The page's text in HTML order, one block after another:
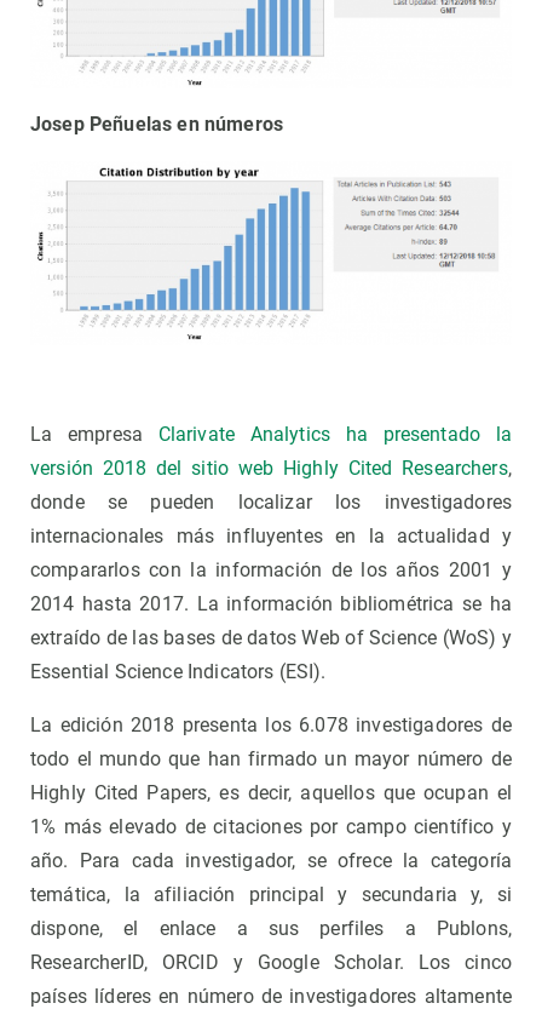
Josep Peñuelas en números
La empresa Clarivate Analytics ha presentado la
versión 2018 del sitio web Highly Cited Researchers,
donde se pueden localizar los investigadores
internacionales más influyentes en la actualidad y
compararlos con la información de los años 2001 y
2014 hasta 2017. La información bibliométrica se ha
extraído de las bases de datos Web of Science (WoS) y
Essential Science Indicators (ESI).
La edición 2018 presenta los 6.078 investigadores de
todo el mundo que han firmado un mayor número de
Highly Cited Papers, es decir, aquellos que ocupan el
1% más elevado de citaciones por campo científico y
año. Para cada investigador, se ofrece la categoría
temática, la afiliación principal y secundaria y, si
dispone, el enlace a sus perfiles a Publons,
ResearcherID, ORCID y Google Scholar. Los cinco
países líderes en número de investigadores altamente